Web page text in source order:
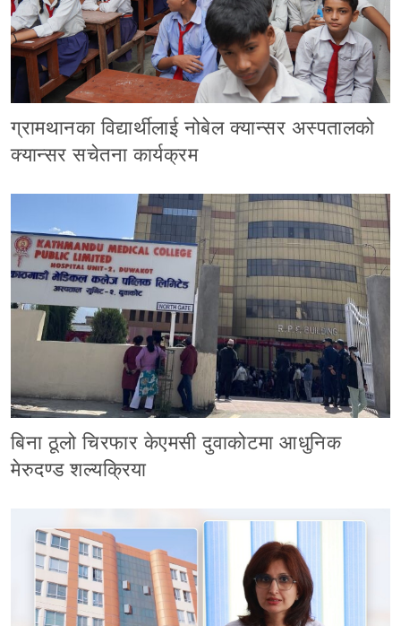
ग्रामथानका विद्यार्थीलाई नोबेल क्यान्सर अस्पतालको
क्यान्सर सचेतना कार्यक्रम
बिना ठूलो चिरफार केएमसी दुवाकोटमा आधुनिक
मेरुदण्ड शल्यक्रिया